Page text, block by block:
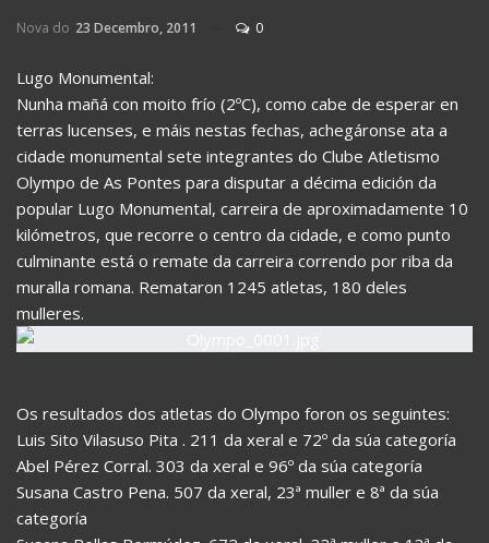
Nova do 23 Decembro, 2011 0
Lugo Monumental:
Nunha mañá con moito frío (2ºC), como cabe de esperar en
terras lucenses, e máis nestas fechas, achegáronse ata a
cidade monumental sete integrantes do Clube Atletismo
Olympo de As Pontes para disputar a décima edición da
popular Lugo Monumental, carreira de aproximadamente 10
kilómetros, que recorre o centro da cidade, e como punto
culminante está o remate da carreira correndo por riba da
muralla romana. Remataron 1245 atletas, 180 deles
mulleres.
Os resultados dos atletas do Olympo foron os seguintes:
Luis Sito Vilasuso Pita . 211 da xeral e 72º da súa categoría
Abel Pérez Corral. 303 da xeral e 96º da súa categoría
Susana Castro Pena. 507 da xeral, 23ª muller e 8ª da súa
categoría